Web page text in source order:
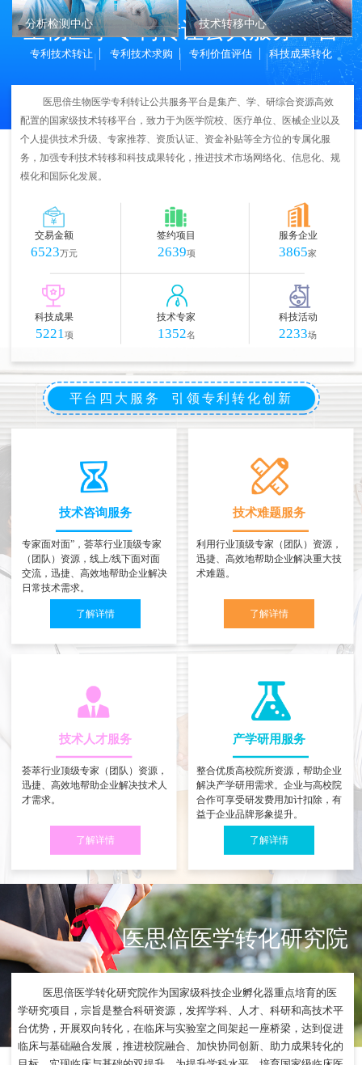
分析检测中心 技术转移中心
生物医学专利转让公共服务平台
专利技术转让 专利技术求购 专利价值评估 科技成果转化
医思倍生物医学专利转让公共服务平台是集产、学、研综合资源高效
配置的国家级技术转移平台，致力于为医学院校、医疗单位、医械企业以及
个人提供技术升级、专家推荐、资质认证、资金补贴等全方位的专属化服
务，加强专利技术转移和科技成果转化，推进技术市场网络化、信息化、规
模化和国际化发展。
交易金额
6523万元
签约项目
2639项
服务企业
3865家
科技成果
5221项
技术专家
1352名
科技活动
2233场
平台四大服务 引领专利转化创新
技术咨询服务
专家面对面”，荟萃行业顶级专家
（团队）资源，线上/线下面对面
交流，迅捷、高效地帮助企业解决
日常技术需求。
了解详情
技术难题服务
利用行业顶级专家（团队）资源，
迅捷、高效地帮助企业解决重大技
术难题。
了解详情
技术人才服务
荟萃行业顶级专家（团队）资源，
迅捷、高效地帮助企业解决技术人
才需求。
了解详情
产学研用服务
整合优质高校院所资源，帮助企业
解决产学研用需求。企业与高校院
合作可享受研发费用加计扣除，有
益于企业品牌形象提升。
了解详情
医思倍医学转化研究院
医思倍医学转化研究院作为国家级科技企业孵化器重点培育的医
学研究项目，宗旨是整合科研资源，发挥学科、人才、科研和高技术平
台优势，开展双向转化，在临床与实验室之间架起一座桥梁，达到促进
临床与基础融合发展，推进校院融合、加快协同创新、助力成果转化的